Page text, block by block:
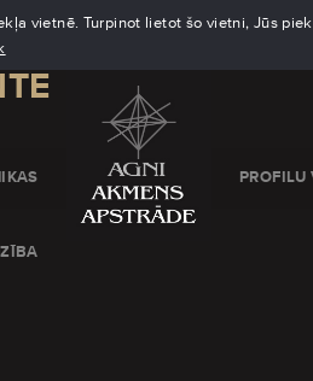
vietnē. Turpinot lietot šo vietni, Jūs
PROFILU